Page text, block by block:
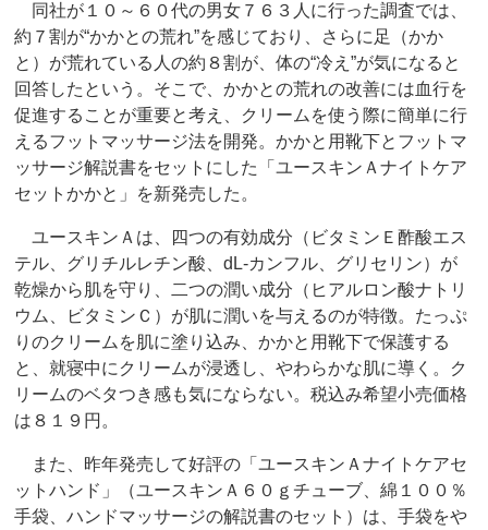
同社が１０～６０代の男女７６３人に行った調査では、
約７割が“かかとの荒れ”を感じており、さらに足（かか
と）が荒れている人の約８割が、体の“冷え”が気になると
回答したという。そこで、かかとの荒れの改善には血行を
促進することが重要と考え、クリームを使う際に簡単に行
えるフットマッサージ法を開発。かかと用靴下とフットマ
ッサージ解説書をセットにした「ユースキンＡナイトケア
セットかかと」を新発売した。
ユースキンＡは、四つの有効成分（ビタミンＥ酢酸エス
テル、グリチルレチン酸、dL‐カンフル、グリセリン）が
乾燥から肌を守り、二つの潤い成分（ヒアルロン酸ナトリ
ウム、ビタミンＣ）が肌に潤いを与えるのが特徴。たっぷ
りのクリームを肌に塗り込み、かかと用靴下で保護する
と、就寝中にクリームが浸透し、やわらかな肌に導く。ク
リームのベタつき感も気にならない。税込み希望小売価格
は８１９円。
また、昨年発売して好評の「ユースキンＡナイトケアセ
ットハンド」（ユースキンＡ６０ｇチューブ、綿１００％
手袋、ハンドマッサージの解説書のセット）は、手袋をや